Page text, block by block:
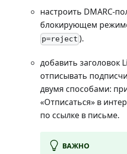
настроить DMARC-
блокирующем
p=reject ).
добавить заголовок
отписывать
двумя способами:
«Отписаться» в
по ссылке в письме.
ВАЖНО